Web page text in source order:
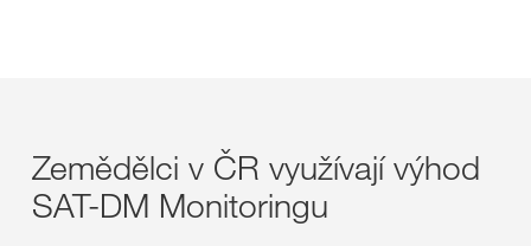
Zemědělci v ČR využívají výhod
SAT-DM Monitoringu